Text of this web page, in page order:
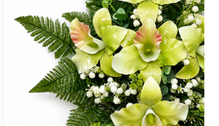
Centrotavola fiori e
pampas
Centrotavola fiori
BOX FLOREALE
FIORI
Fiori in Silicone
Fiori in Tessuto
Fiori in Vetroresina
ROSE
STABILIZZATE